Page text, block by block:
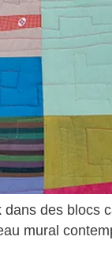
des blocs
mural